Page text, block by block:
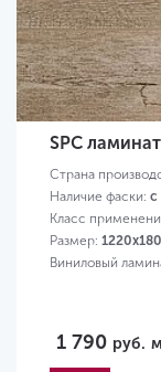
SPC
Страна
Наличие фаски: с
Класс
Размер:
Виниловый
1 790 руб.